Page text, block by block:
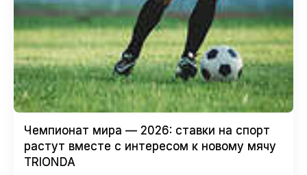
Чемпионат мира — 2026: ставки на спорт
растут вместе с интересом к новому мячу
TRIONDA